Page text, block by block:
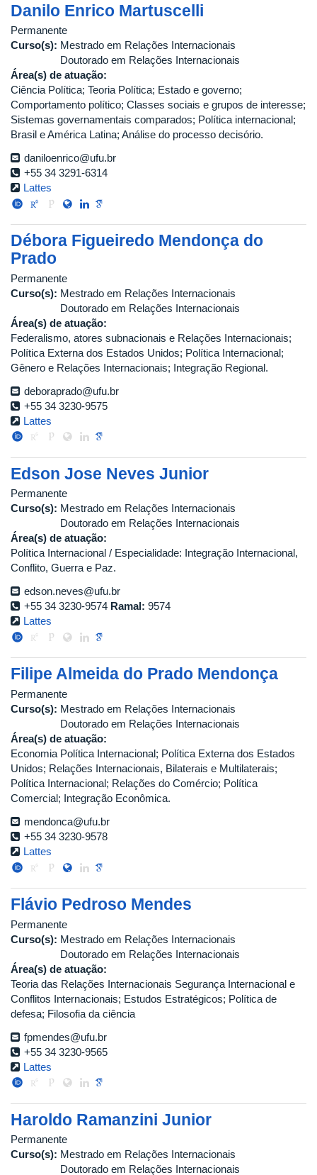
Danilo Enrico Martuscelli
Permanente
Curso(s): Mestrado em Relações Internacionais
Doutorado em Relações Internacionais
Área(s) de atuação:
Ciência Política; Teoria Política; Estado e governo;
Comportamento político; Classes sociais e grupos de interesse;
Sistemas governamentais comparados; Política internacional;
Brasil e América Latina; Análise do processo decisório.
daniloenrico@ufu.br
+55 34 3291-6314
Lattes
Débora Figueiredo Mendonça do
Prado
Permanente
Curso(s): Mestrado em Relações Internacionais
Doutorado em Relações Internacionais
Área(s) de atuação:
Federalismo, atores subnacionais e Relações Internacionais;
Política Externa dos Estados Unidos; Política Internacional;
Gênero e Relações Internacionais; Integração Regional.
deboraprado@ufu.br
+55 34 3230-9575
Lattes
Edson Jose Neves Junior
Permanente
Curso(s): Mestrado em Relações Internacionais
Doutorado em Relações Internacionais
Área(s) de atuação:
Política Internacional / Especialidade: Integração Internacional,
Conflito, Guerra e Paz.
edson.neves@ufu.br
+55 34 3230-9574 Ramal: 9574
Lattes
Filipe Almeida do Prado Mendonça
Permanente
Curso(s): Mestrado em Relações Internacionais
Doutorado em Relações Internacionais
Área(s) de atuação:
Economia Política Internacional; Política Externa dos Estados
Unidos; Relações Internacionais, Bilaterais e Multilaterais;
Política Internacional; Relações do Comércio; Política
Comercial; Integração Econômica.
mendonca@ufu.br
+55 34 3230-9578
Lattes
Flávio Pedroso Mendes
Permanente
Curso(s): Mestrado em Relações Internacionais
Doutorado em Relações Internacionais
Área(s) de atuação:
Teoria das Relações Internacionais Segurança Internacional e
Conflitos Internacionais; Estudos Estratégicos; Política de
defesa; Filosofia da ciência
fpmendes@ufu.br
+55 34 3230-9565
Lattes
Haroldo Ramanzini Junior
Permanente
Curso(s): Mestrado em Relações Internacionais
Doutorado em Relações Internacionais